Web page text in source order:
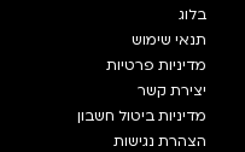
בלוג
תנאי שימוש
מדיניות פרטיות
יצירת קשר
מדיניות ביטול חשבון
הצהרת נגישות